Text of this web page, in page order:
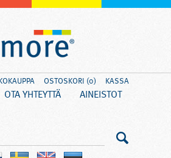
OTA YHTEYTTÄ AINEISTOT
OSTOSKORI (0) KASSA